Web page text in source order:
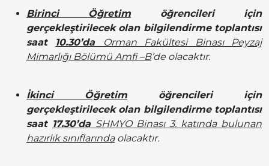
Birinci Öğretim öğrencileri için
gerçekleştirilecek olan bilgilendirme toplantısı
saat 10.30’da Orman FakültesiBinası Peyzaj
Mimarlığı Bölümü Amfi –B’de olacaktır.
İkinci Öğretim öğrencileri için
gerçekleştirilecek olan bilgilendirme toplantısı
saat 17.30’da SHMYO Binası 3. katında bulunan
hazırlık sınıflarındaolacaktır.